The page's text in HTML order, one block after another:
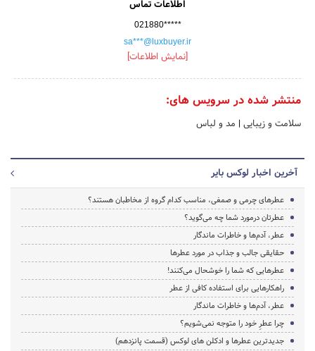
اطلاعات تماس
021880*****
sa***@luxbuyer.ir
[نمایش اطلاعات]
منتشر شده در سرویس های:
سلامت و زیبایی | مد و لباس
آخرین اخبار لوکس بایر
عطرهای چرمی و صمغی، مناسب کدام گروه از مخاطبان هستند؟
عطرتان درمورد شما چه می­‌گوید؟
عطر، آدم‌ها و خاطرات ماندگار
حقایقی جالب و جذاب در مورد عطرها
عطرهایی که شما را خوشحال می­‌کنند!
راه­کارهایی برای استفاده کافی از عطر
عطر، آدم­‌ها و خاطرات ماندگار
چرا عطرِ خود را متوجه نمی­‌شویم؟
جدیدترین عطرها و ادکلن های لوکس (قسمت پانزدهم)